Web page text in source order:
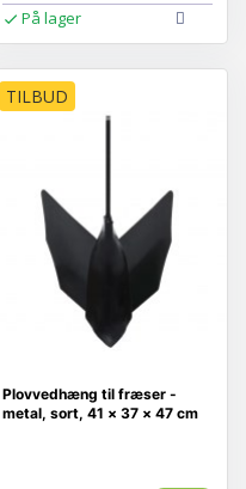
På lager
TILBUD
Plovvedhæng til fræser -
metal, sort, 41 × 37 × 47 cm